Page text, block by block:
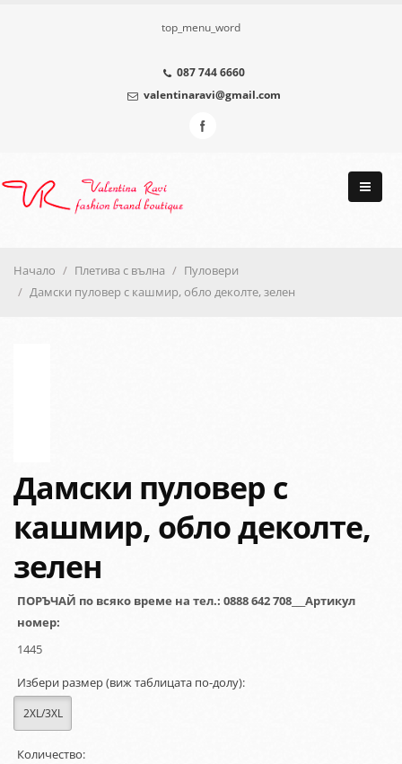
top_menu_word
087 744 6660
valentinaravi@gmail.com
Начало Плетива с вълна
Пуловери
Дамски пуловер с кашмир, обло деколте, зелен
Дамски пуловер с
кашмир, обло деколте,
зелен
ПОРЪЧАЙ по всяко време на тел.: 0888 642 708___Артикул
номер:
1445
Избери размер (виж таблицата по-долу):
2XL/3XL
Количество: